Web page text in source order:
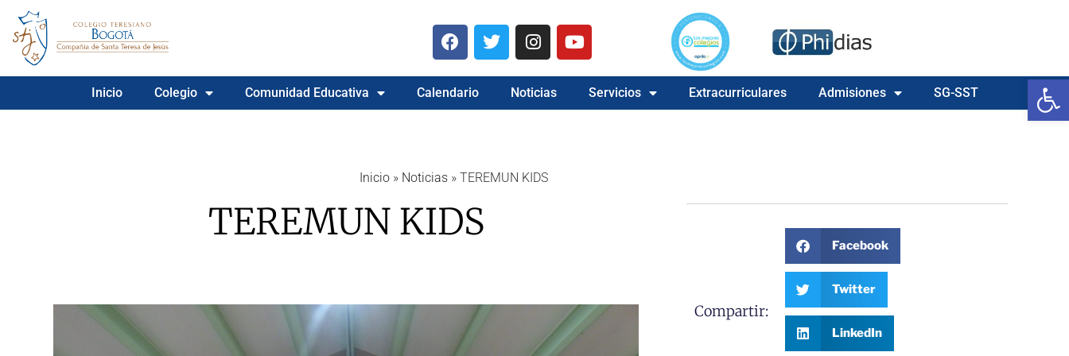
Inicio Colegio Comunidad Educativa Calendario Noticias Servicios Extracurriculares Admisiones SG-SST
Inicio» Noticias» TEREMUN KIDS
TEREMUN KIDS
Compartir:
Facebook
Twitter
LinkedIn